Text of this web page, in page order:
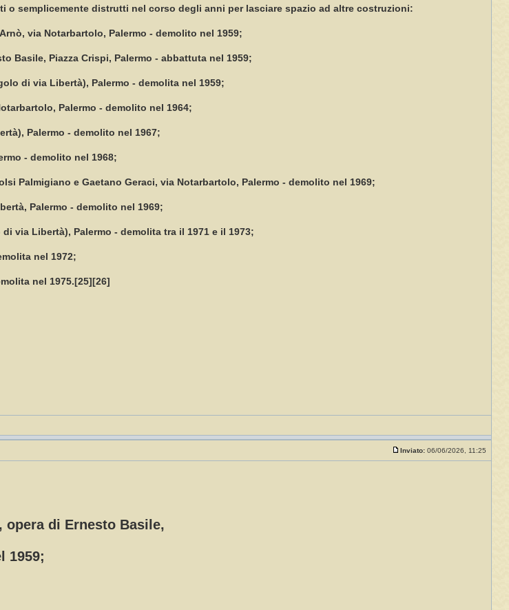
semplicemente distrutti nel corso degli anni per lasciare spazio ad altre costruzioni:
via Notarbartolo, Palermo - demolito nel 1959;
Basile, Piazza Crispi, Palermo - abbattuta nel 1959;
di via Libertà), Palermo - demolita nel 1959;
Palermo - demolito nel 1964;
Palermo - demolito nel 1967;
- demolito nel 1968;
Palmigiano e Gaetano Geraci, via Notarbartolo, Palermo - demolito nel 1969;
Palermo - demolito nel 1969;
via Libertà), Palermo - demolita tra il 1971 e il 1973;
nel 1972;
nel 1975.[25][26]
Inviato: 06/06/2026, 11:25
opera di Ernesto Basile,
1959;